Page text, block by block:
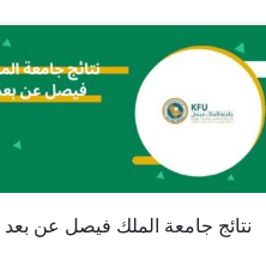
نتائج جامعة الملك فيصل عن بعد